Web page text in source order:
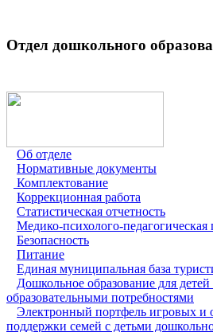
Отдел дошкольного
Об отделе
Нормативные документы
Комплектование
Коррекционная работа
Статистическая отчетность
Медико-психолого-педагогическая
Безопасность
Питание
Единая муниципальная база
Дошкольное образование для
образовательными потребностями
Электронный портфель игровых и
поддержки семей с детьми